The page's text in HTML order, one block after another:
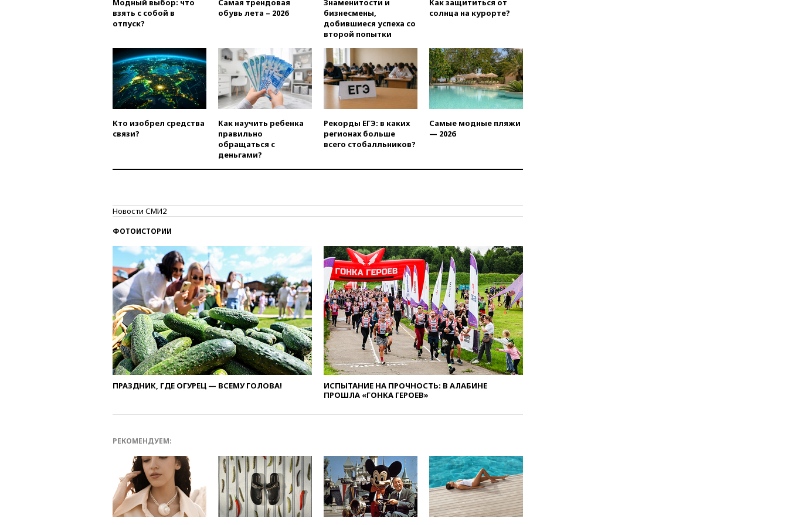
отменяет часть рейсов в Сочи
и Геленджик
Европы в прыжках с 10-
метровой вышки
вчера, 21:10РФ не получала
обращений о прекращении
концессии строительства ж/д
вчера, 21:00В России вновь
обсуждают эксперимент по
вчера, 20:45Матвиенко:
вчера, 20:27Ямпольская
призвала оптимизировать
олимпиады для поступления в
вузы
вчера, 20:15Минтранс
предложил оплачивать
защиту дорог от БПЛА из
средств на ремонт
вчера, 20:00Зеленский 8
августа посетит Сербию с
вчера, 19:58
работу
вчера, 19:35WP: Трамп
призвал доноров-
республиканцев поддержать
Вэнса на выборах 2028 года
Модный выбор: что
взять с собой в
отпуск?
Самая трендовая
обувь лета – 2026
Знаменитости и
бизнесмены,
добившиеся успеха со
второй попытки
Как защититься от
солнца на курорте?
Кто изобрел средства
связи?
Как научить ребенка
правильно
обращаться с
деньгами?
Рекорды ЕГЭ: в каких
регионах больше
всего стобалльников?
Самые модные пляжи
— 2026
Новости СМИ2
ФОТОИСТОРИИ
ПРАЗДНИК, ГДЕ ОГУРЕЦ — ВСЕМУ ГОЛОВА!
ИСПЫТАНИЕ НА ПРОЧНОСТЬ: В АЛАБИНЕ
ПРОШЛА «ГОНКА ГЕРОЕВ»
РЕКОМЕНДУЕМ: